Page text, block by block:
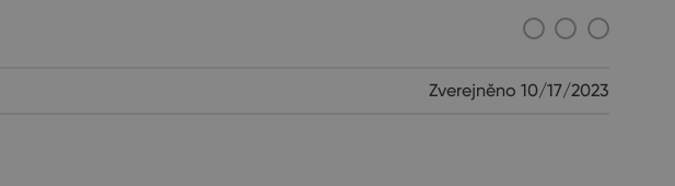
Zverejněno 10/17/2023